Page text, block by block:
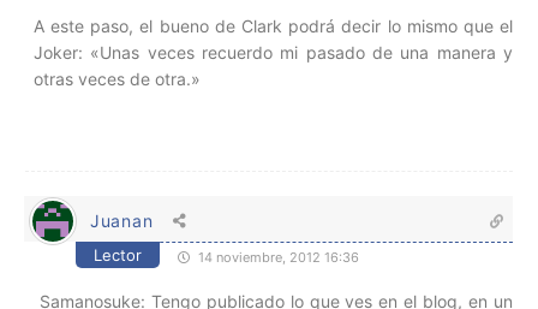
A este paso, el bueno de Clark podrá decir lo mismo que el
Joker: «Unas veces recuerdo mi pasado de una manera y
otras veces de otra.»
Juanan
Lector 14 noviembre, 2012 16:36
Samanosuke: Tengo publicado lo que ves en el blog, en un